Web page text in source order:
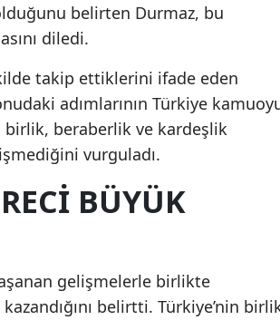
belirten Durmaz, bu
diledi.
takip ettiklerini ifade eden
adımlarının Türkiye
birlik, beraberlik ve kardeşlik
vurguladı.
BÜYÜK
gelişmelerle birlikte
belirtti. Türkiye’nin